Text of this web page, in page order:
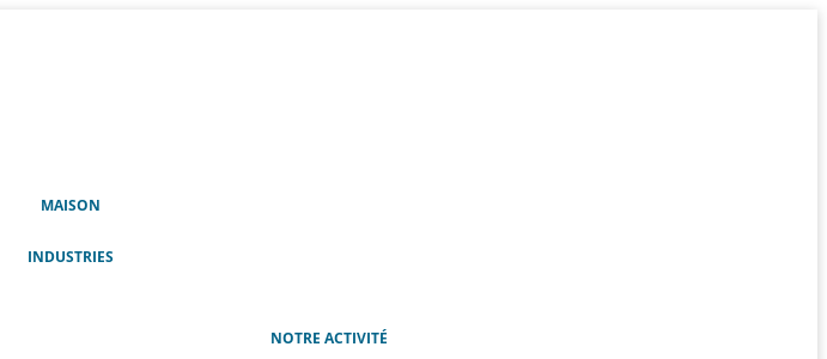
MAISON(ACTUEL)
INDUSTRIES
NOTRE ACTIVITÉ